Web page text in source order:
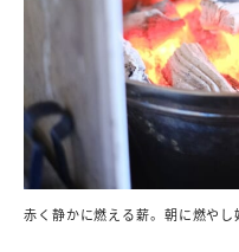
赤く静かに燃える薪。朝に燃やし